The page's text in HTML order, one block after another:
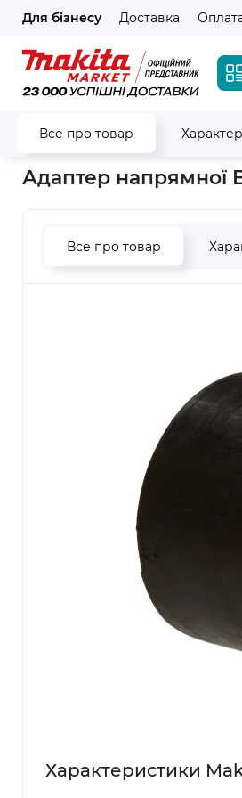
Для бізнесу Доставка
Все про товар
Головна Аксесуари Для
Адаптер напрямної
Все про товар
Характеристики